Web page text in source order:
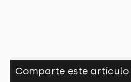
Comparte este artículo